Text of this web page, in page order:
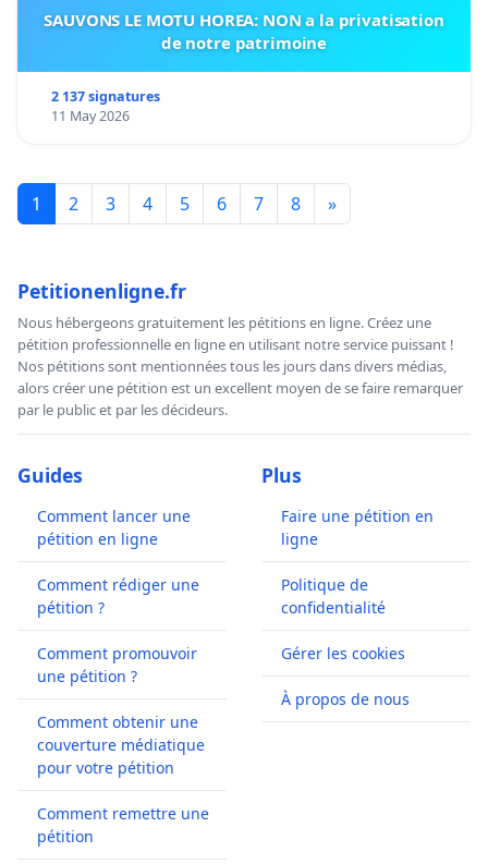
SAUVONS LE MOTU HOREA: NON a la privatisation
de notre patrimoine
2 137 signatures
11 May 2026
1 2 3 4 5 6 7 8 »
Petitionenligne.fr
Nous hébergeons gratuitement les pétitions en ligne. Créez une
pétition professionnelle en ligne en utilisant notre service puissant !
Nos pétitions sont mentionnées tous les jours dans divers médias,
alors créer une pétition est un excellent moyen de se faire remarquer
par le public et par les décideurs.
Guides
Comment lancer une
pétition en ligne
Comment rédiger une
pétition ?
Comment promouvoir
une pétition ?
Comment obtenir une
couverture médiatique
pour votre pétition
Comment remettre une
pétition
Plus
Faire une pétition en
ligne
Politique de
confidentialité
Gérer les cookies
À propos de nous